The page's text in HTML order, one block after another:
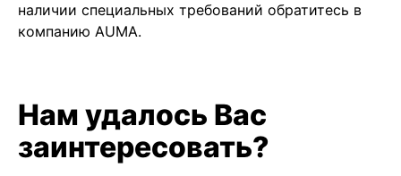
наличии специальных требований обратитесь в
компанию AUMA.
Нам удалось Вас
заинтересовать?